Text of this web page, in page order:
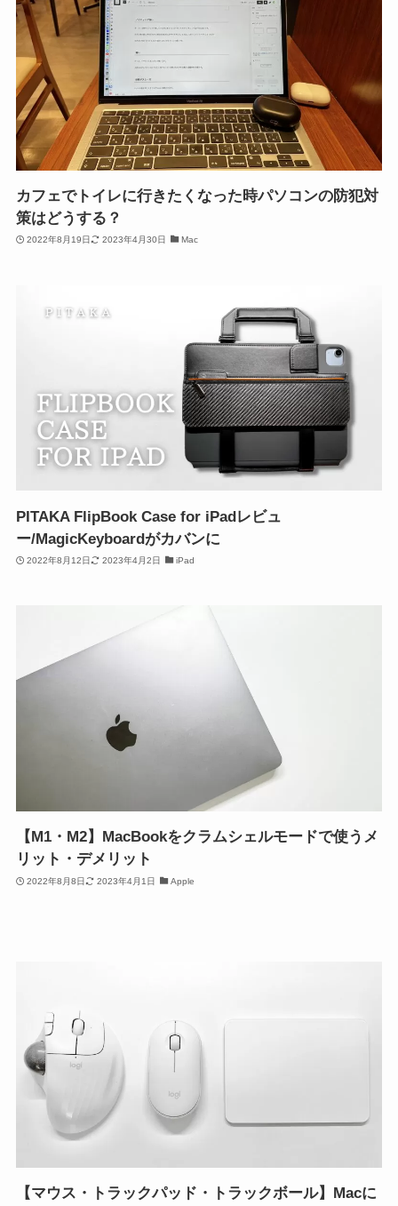
カフェでトイレに行きたくなった時パソコンの防犯対
策はどうする？
2022年8月19日 2023年4月30日 Mac
PITAKA FlipBook Case for iPadレビュ
ー/MagicKeyboardがカバンに
2022年8月12日 2023年4月2日 iPad
【M1・M2】MacBookをクラムシェルモードで使うメ
リット・デメリット
2022年8月8日 2023年4月1日 Apple
【マウス・トラックパッド・トラックボール】Macに